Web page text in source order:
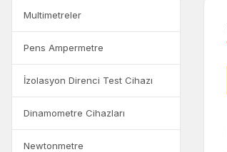
Multimetreler
Pens Ampermetre
İzolasyon Direnci Test Cihazı
Dinamometre Cihazları
Newtonmetre